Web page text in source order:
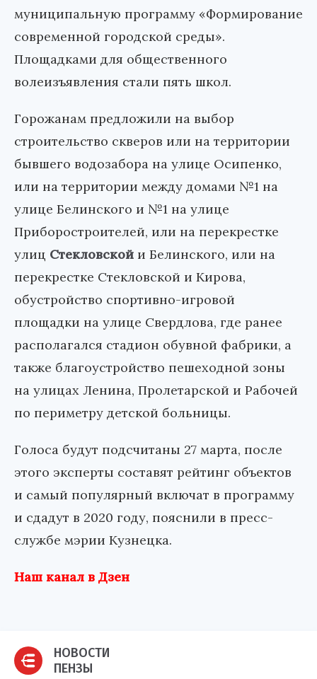
муниципальную программу «Формирование
современной городской среды».
Площадками для общественного
волеизъявления стали пять школ.
Горожанам предложили на выбор
строительство скверов или на территории
бывшего водозабора на улице Осипенко,
или на территории между домами №1 на
улице Белинского и №1 на улице
Приборостроителей, или на перекрестке
улиц Стекловской и Белинского, или на
перекрестке Стекловской и Кирова,
обустройство спортивно-игровой
площадки на улице Свердлова, где ранее
располагался стадион обувной фабрики, а
также благоустройство пешеходной зоны
на улицах Ленина, Пролетарской и Рабочей
по периметру детской больницы.
Голоса будут подсчитаны 27 марта, после
этого эксперты составят рейтинг объектов
и самый популярный включат в программу
и сдадут в 2020 году, пояснили в пресс-
службе мэрии Кузнецка.
Наш канал в Дзен
НОВОСТИ
ПЕНЗЫ